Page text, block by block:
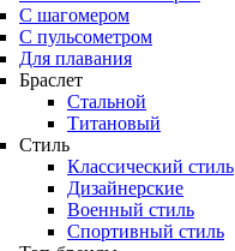
С шагомером
С пульсометром
Для плавания
Браслет
Стальной
Титановый
Стиль
Классический стиль
Дизайнерские
Военный стиль
Спортивный стиль